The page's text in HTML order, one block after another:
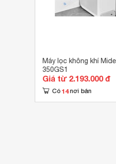
Máy lọc không khí
Thiết kế đẹp
Midea kiểu dáng
Máy lọc không khí
350GS1
Giá từ 2.193.000 đ
Có 14 nơi bán